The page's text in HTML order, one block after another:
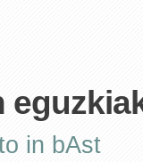
in bAst